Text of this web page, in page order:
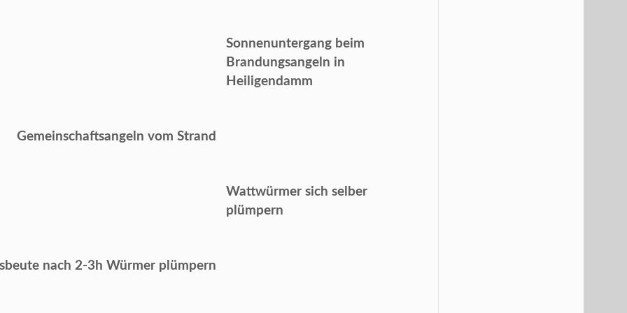
Sonnenuntergang beim
Brandungsangeln in
Heiligendamm
Gemeinschaftsangeln vom Strand
Wattwürmer sich selber
plümpern
nach 2-3h Würmer plümpern